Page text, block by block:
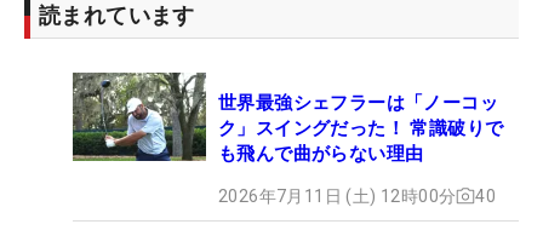
読まれています
世界最強シェフラーは「ノーコッ
ク」スイングだった！ 常識破りで
も飛んで曲がらない理由
2026年7月11日 (土) 12時00分 40